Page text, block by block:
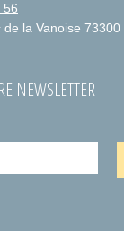
56
de la Vanoise
NEWSLETTER